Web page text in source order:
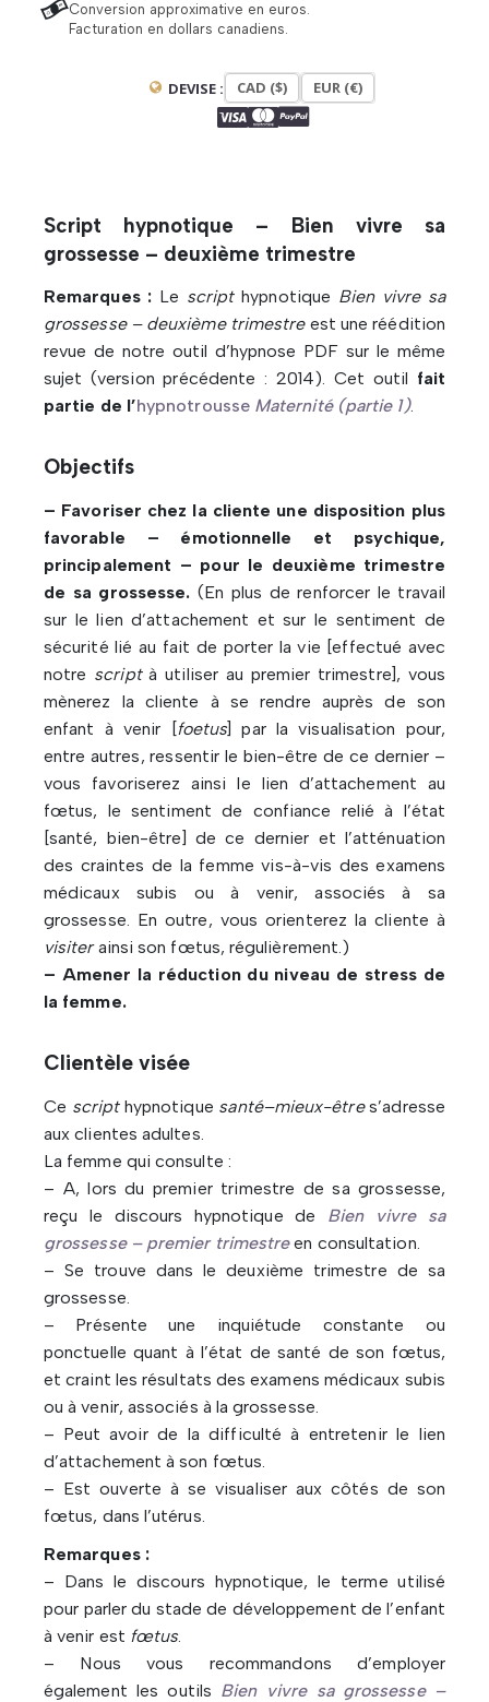
Conversion approximative en euros.
Facturation en dollars canadiens.
DEVISE : CAD ($) EUR (€)
Script hypnotique – Bien vivre sa
grossesse – deuxième trimestre
Remarques : Le scripthypnotique Bien vivre sa
grossesse – deuxième trimestreest une réédition
revue de notre outil d’hypnose PDF sur le même
sujet (version précédente : 2014). Cet outil fait
partie de l’hypnotrousse Maternité (partie 1).
Objectifs
– Favoriser chez la cliente une disposition plus
favorable – émotionnelle et psychique,
principalement – pour le deuxième trimestre
de sa grossesse. (En plus de renforcer le travail
sur le lien d’attachement et sur le sentiment de
sécurité lié au fait de porter la vie [effectué avec
notre scriptà utiliser au premier trimestre], vous
mènerez la cliente à se rendre auprès de son
enfant à venir [foetus] par la visualisation pour,
entre autres, ressentir le bien-être de ce dernier –
vous favoriserez ainsi le lien d’attachement au
fœtus, le sentiment de confiance relié à l’état
[santé, bien-être] de ce dernier et l’atténuation
des craintes de la femme vis-à-vis des examens
médicaux subis ou à venir, associés à sa
grossesse. En outre, vous orienterez la cliente à
visiterainsi son fœtus, régulièrement.)
– Amener la réduction du niveau de stress de
la femme.
Clientèle visée
Ce scripthypnotique santé–mieux-êtres’adresse
aux clientes adultes.
La femme qui consulte :
– A, lors du premier trimestre de sa grossesse,
reçu le discours hypnotique de Bien vivre sa
grossesse – premier trimestreen consultation.
– Se trouve dans le deuxième trimestre de sa
grossesse.
– Présente une inquiétude constante ou
ponctuelle quant à l’état de santé de son fœtus,
et craint les résultats des examens médicaux subis
ou à venir, associés à la grossesse.
– Peut avoir de la difficulté à entretenir le lien
d’attachement à son fœtus.
– Est ouverte à se visualiser aux côtés de son
fœtus, dans l’utérus.
Remarques :
– Dans le discours hypnotique, le terme utilisé
pour parler du stade de développement de l’enfant
à venir est fœtus.
– Nous vous recommandons d’employer
également les outils Bien vivre sa grossesse –